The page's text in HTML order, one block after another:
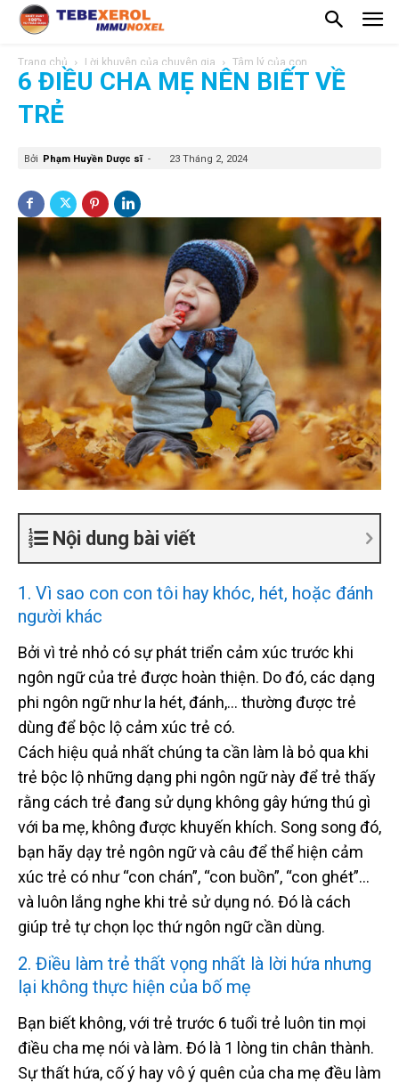
Trang chủ Lời khuyên của chuyên gia Tâm lý của con
6 ĐIỀU CHA MẸ NÊN BIẾT VỀ
TRẺ
Bởi Phạm Huyền Dược sĩ - 23 Tháng 2, 2024
Nội dung bài viết
1. Vì sao con con tôi hay khóc, hét, hoặc đánh
người khác
Bởi vì trẻ nhỏ có sự phát triển cảm xúc trước khi
ngôn ngữ của trẻ được hoàn thiện. Do đó, các dạng
phi ngôn ngữ như la hét, đánh,… thường được trẻ
dùng để bộc lộ cảm xúc trẻ có.
Cách hiệu quả nhất chúng ta cần làm là bỏ qua khi
trẻ bộc lộ những dạng phi ngôn ngữ này để trẻ thấy
rằng cách trẻ đang sử dụng không gây hứng thú gì
với ba mẹ, không được khuyến khích. Song song đó,
bạn hãy dạy trẻ ngôn ngữ và câu để thể hiện cảm
xúc trẻ có như “con chán”, “con buồn”, “con ghét”…
và luôn lắng nghe khi trẻ sử dụng nó. Đó là cách
giúp trẻ tự chọn lọc thứ ngôn ngữ cần dùng.
2. Điều làm trẻ thất vọng nhất là lời hứa nhưng
lại không thực hiện của bố mẹ
Bạn biết không, với trẻ trước 6 tuổi trẻ luôn tin mọi
điều cha mẹ nói và làm. Đó là 1 lòng tin chân thành.
Sự thất hứa, cố ý hay vô ý quên của cha mẹ đều làm